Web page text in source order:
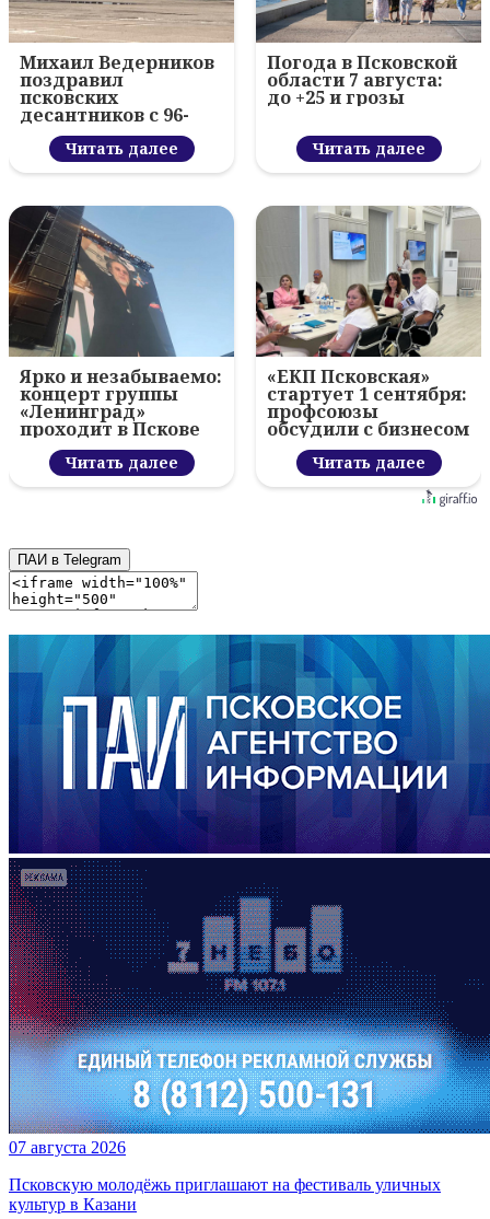
Михаил Ведерников
поздравил
псковских
десантников с 96-
летием ВДВ и
вручил награды
Читать далее
Погода в Псковской
области 7 августа:
до +25 и грозы
Читать далее
Ярко и незабываемо:
концерт группы
«Ленинград»
проходит в Пскове
Читать далее
«ЕКП Псковская»
стартует 1 сентября:
профсоюзы
обсудили с бизнесом
новый цифровой
проектЧитать далее
ПАИ в Telegram
07 августа 2026
Псковскую молодёжь приглашают на фестиваль уличных
культур в Казани